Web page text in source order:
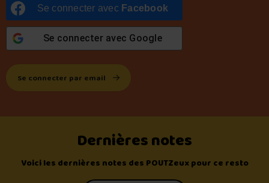
Se connecter avec Facebook
Se connecter avec Google
Se connecter par email
Dernières notes
Voici les dernières notes des POUTZeux pour ce resto